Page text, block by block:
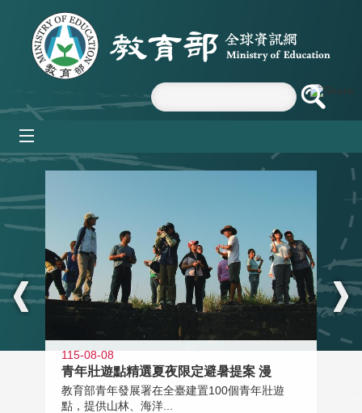
跳到主要內容區塊
:::
115-08-08
青年壯遊點精選夏夜限定避暑提案 漫
教育部青年發展署在全臺建置100個青年壯遊
點，提供山林、海洋...